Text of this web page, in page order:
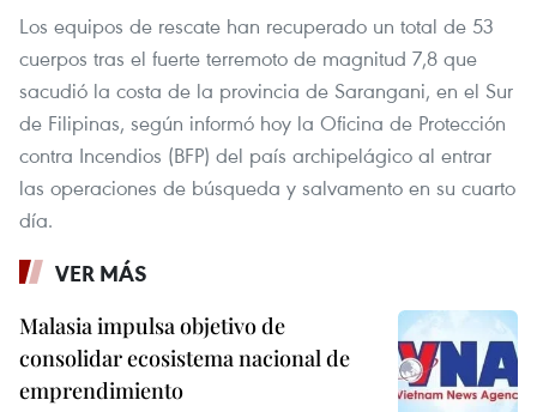
Los equipos de rescate han recuperado un total de 53
cuerpos tras el fuerte terremoto de magnitud 7,8 que
sacudió la costa de la provincia de Sarangani, en el Sur
de Filipinas, según informó hoy la Oficina de Protección
contra Incendios (BFP) del país archipelágico al entrar
las operaciones de búsqueda y salvamento en su cuarto
día.
VER MÁS
Malasia impulsa objetivo de
consolidar ecosistema nacional de
emprendimiento